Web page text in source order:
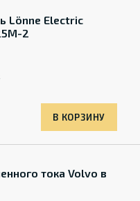
Lönne Electric
2
В КОРЗИНУ
тока Volvo в